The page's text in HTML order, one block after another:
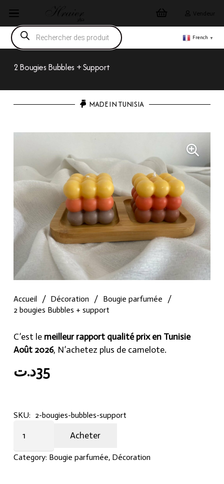
Vendeur
Recherche
de
produits
French ▼
2 Bougies Bubbles + Support
MADE IN TUNISIA
Accueil / Décoration / Bougie parfumée
/
2 bougies Bubbles + support
C’est le meilleur rapport qualité prix en Tunisie
Août 2026, N’achetez plus de camelote.
35د.ت
SKU: 2-bougies-bubbles-support
bougies
Bubbles
Acheter
Category: Bougie parfumée, Décoration